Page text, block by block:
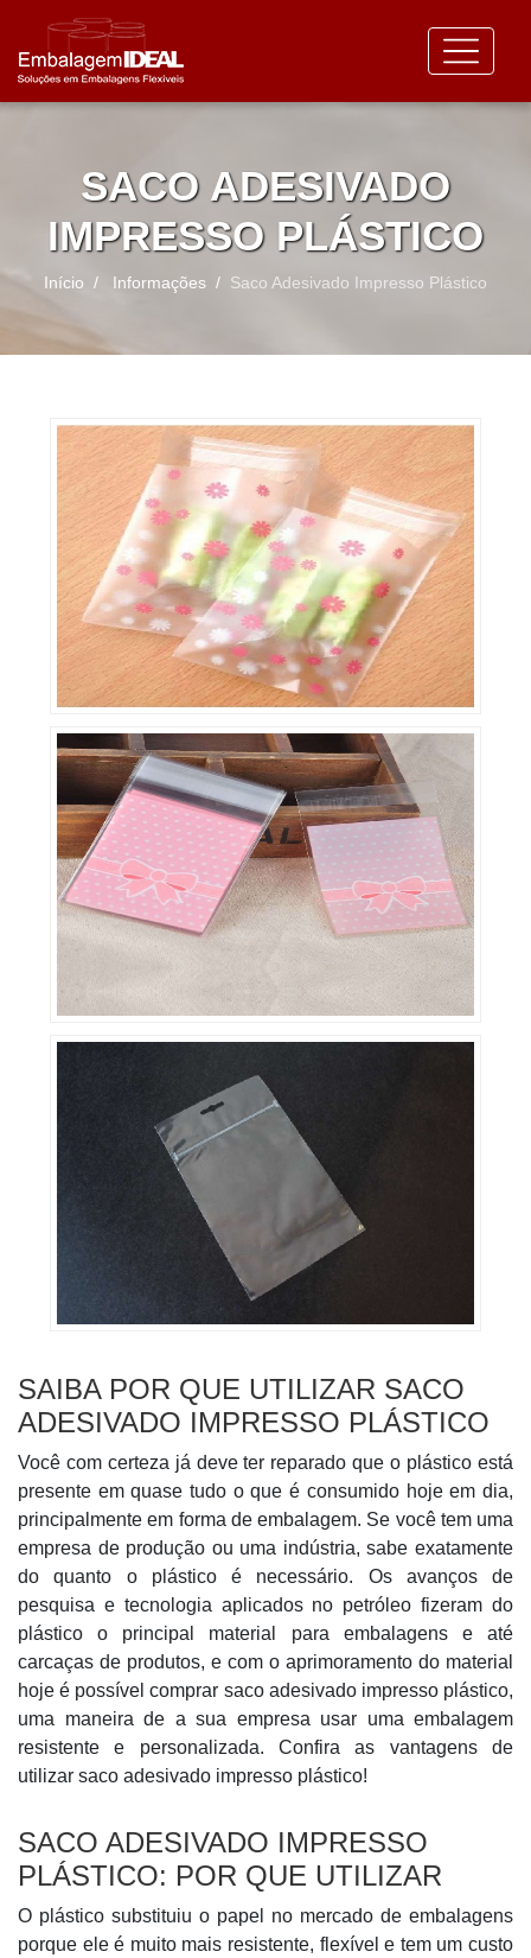
SACO ADESIVADO
IMPRESSO PLÁSTICO
Início Informações Saco Adesivado Impresso Plástico
SAIBA POR QUE UTILIZAR SACO
ADESIVADO IMPRESSO PLÁSTICO
Você com certeza já deve ter reparado que o plástico está
presente em quase tudo o que é consumido hoje em dia,
principalmente em forma de embalagem. Se você tem uma
empresa de produção ou uma indústria, sabe exatamente
do quanto o plástico é necessário. Os avanços de
pesquisa e tecnologia aplicados no petróleo fizeram do
plástico o principal material para embalagens e até
carcaças de produtos, e com o aprimoramento do material
hoje é possível comprar saco adesivado impresso plástico,
uma maneira de a sua empresa usar uma embalagem
resistente e personalizada. Confira as vantagens de
utilizar saco adesivado impresso plástico!
SACO ADESIVADO IMPRESSO
PLÁSTICO: POR QUE UTILIZAR
O plástico substituiu o papel no mercado de embalagens
porque ele é muito mais resistente, flexível e tem um custo